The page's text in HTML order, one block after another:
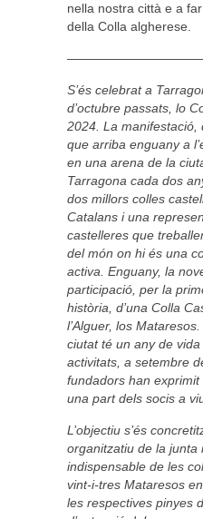
nella nostra città e a
della Colla algherese.
S’és celebrat a
d’octubre passats, lo
2024. La manifestació,
que arriba enguany a
en una arena de la
Tarragona cada dos
dos millors colles
Catalans i una
castelleres que
del món on hi és una
activa. Enguany, la
participació, per la
història, d’una Colla
l’Alguer, los
ciutat té un any de vida
activitats, a setembre
fundadors han
una part dels socis a
L’objectiu s’és
organitzatiu de la junta
indispensable de les
vint-i-tres Mataresos
les respectives pinyes